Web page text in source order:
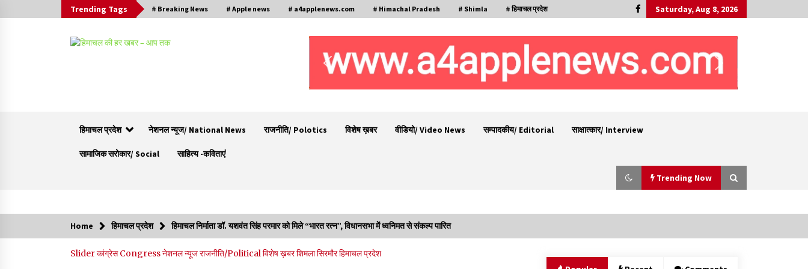
Trending Tags # Breaking News # Apple news # a4applenews.com # Himachal Pradesh # Shimla # हिमाचल प्रदेश Saturday, Aug 8, 2026
हिमाचल प्रदेश नेशनल न्यूज/ National News राजनीति/ Polotics विशेष ख़बर वीडियो/ Video News सम्पादकीय/ Editorial साक्षात्कार/ Interview
सामाजिक सरोकार/ Social साहित्य -कविताएं
Trending Now
उपकरणों पर डे रही 70 से 90% तक सब्सिडी
राज्यपाल CM व कुलदीप पठानिया सहित नेताओं ने जताया
Home हिमाचल प्रदेश हिमाचल निर्माता डॉ. यशवंत सिंह परमार को मिले “भारत रत्न”, विधानसभा में ध्वनिमत से संकल्प पारित
Sliderकांग्रेस Congressनेशनल न्यूजराजनीति/Politicalविशेष ख़बरशिमलासिरमौरहिमाचल प्रदेश